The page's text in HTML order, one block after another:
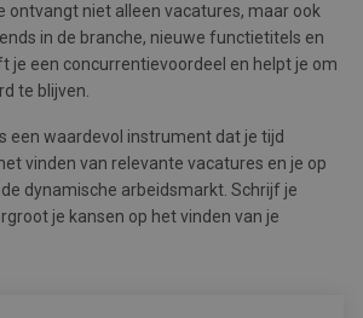
ontvangt niet alleen vacatures, maar ook
in de branche, nieuwe functietitels en
je een concurrentievoordeel en helpt je om
te blijven.
een waardevol instrument dat je tijd
vinden van relevante vacatures en je op
dynamische arbeidsmarkt. Schrijf je
je kansen op het vinden van je